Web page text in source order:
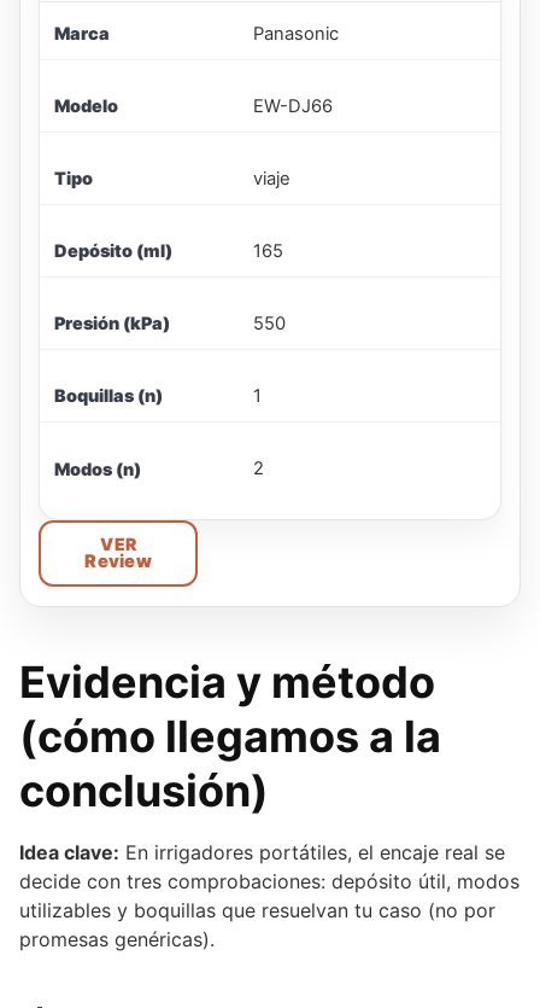
Marca Panasonic
Modelo EW-DJ66
Tipo viaje
Depósito (ml) 165
Presión (kPa) 550
Boquillas (n) 1
Modos (n) 2
VER
Review
Evidencia y método
(cómo llegamos a la
conclusión)
Idea clave: En irrigadores portátiles, el encaje real se
decide con tres comprobaciones: depósito útil, modos
utilizables y boquillas que resuelvan tu caso (no por
promesas genéricas).